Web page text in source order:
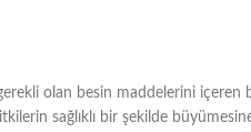
olan besin maddelerini
sağlıklı bir şekilde